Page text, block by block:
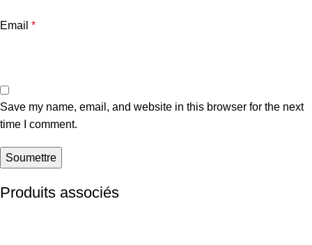
Email *
Save my name, email, and website in this browser for the next
time I comment.
Produits associés